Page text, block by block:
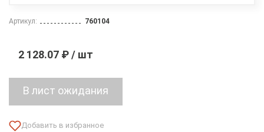
Артикул: 760104
2 128.07 ₽ / шт